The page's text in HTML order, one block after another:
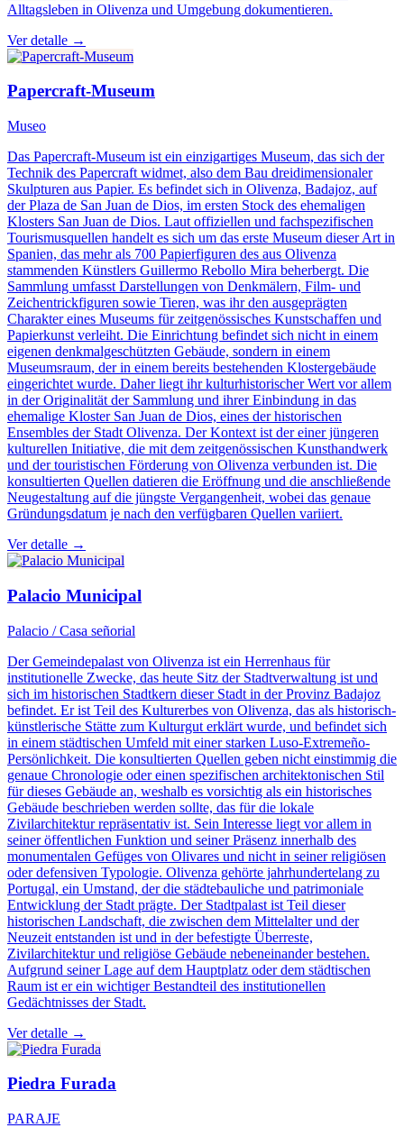
Alltagsleben in Olivenza und Umgebung dokumentieren.
Ver detalle →
Papercraft-Museum
Museo
Das Papercraft-Museum ist ein einzigartiges Museum, das sich der
Technik des Papercraft widmet, also dem Bau dreidimensionaler
Skulpturen aus Papier. Es befindet sich in Olivenza, Badajoz, auf
der Plaza de San Juan de Dios, im ersten Stock des ehemaligen
Klosters San Juan de Dios. Laut offiziellen und fachspezifischen
Tourismusquellen handelt es sich um das erste Museum dieser Art in
Spanien, das mehr als 700 Papierfiguren des aus Olivenza
stammenden Künstlers Guillermo Rebollo Mira beherbergt. Die
Sammlung umfasst Darstellungen von Denkmälern, Film- und
Zeichentrickfiguren sowie Tieren, was ihr den ausgeprägten
Charakter eines Museums für zeitgenössisches Kunstschaffen und
Papierkunst verleiht. Die Einrichtung befindet sich nicht in einem
eigenen denkmalgeschützten Gebäude, sondern in einem
Museumsraum, der in einem bereits bestehenden Klostergebäude
eingerichtet wurde. Daher liegt ihr kulturhistorischer Wert vor allem
in der Originalität der Sammlung und ihrer Einbindung in das
ehemalige Kloster San Juan de Dios, eines der historischen
Ensembles der Stadt Olivenza. Der Kontext ist der einer jüngeren
kulturellen Initiative, die mit dem zeitgenössischen Kunsthandwerk
und der touristischen Förderung von Olivenza verbunden ist. Die
konsultierten Quellen datieren die Eröffnung und die anschließende
Neugestaltung auf die jüngste Vergangenheit, wobei das genaue
Gründungsdatum je nach den verfügbaren Quellen variiert.
Ver detalle →
Palacio Municipal
Palacio / Casa señorial
Der Gemeindepalast von Olivenza ist ein Herrenhaus für
institutionelle Zwecke, das heute Sitz der Stadtverwaltung ist und
sich im historischen Stadtkern dieser Stadt in der Provinz Badajoz
befindet. Er ist Teil des Kulturerbes von Olivenza, das als historisch-
künstlerische Stätte zum Kulturgut erklärt wurde, und befindet sich
in einem städtischen Umfeld mit einer starken Luso-Extremeño-
Persönlichkeit. Die konsultierten Quellen geben nicht einstimmig die
genaue Chronologie oder einen spezifischen architektonischen Stil
für dieses Gebäude an, weshalb es vorsichtig als ein historisches
Gebäude beschrieben werden sollte, das für die lokale
Zivilarchitektur repräsentativ ist. Sein Interesse liegt vor allem in
seiner öffentlichen Funktion und seiner Präsenz innerhalb des
monumentalen Gefüges von Olivares und nicht in seiner religiösen
oder defensiven Typologie. Olivenza gehörte jahrhundertelang zu
Portugal, ein Umstand, der die städtebauliche und patrimoniale
Entwicklung der Stadt prägte. Der Stadtpalast ist Teil dieser
historischen Landschaft, die zwischen dem Mittelalter und der
Neuzeit entstanden ist und in der befestigte Überreste,
Zivilarchitektur und religiöse Gebäude nebeneinander bestehen.
Aufgrund seiner Lage auf dem Hauptplatz oder dem städtischen
Raum ist er ein wichtiger Bestandteil des institutionellen
Gedächtnisses der Stadt.
Ver detalle →
Piedra Furada
PARAJE